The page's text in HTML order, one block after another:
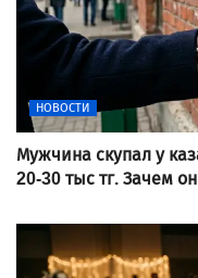
НОВОСТИ
Мужчина скупал у
20-30 тыс тг. Зачем